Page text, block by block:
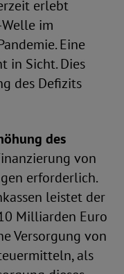
erlebt
im
Eine
in Sicht. Dies
des Defizits
des
von
erforderlich.
leistet der
Milliarden Euro
Versorgung von
als